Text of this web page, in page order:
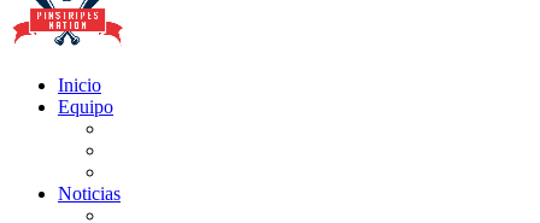
Inicio
Equipo
Noticias